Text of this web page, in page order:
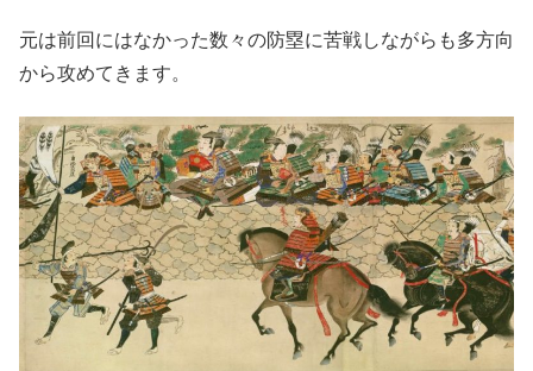
元は前回にはなかった数々の防塁に苦戦しながらも多方向
から攻めてきます。